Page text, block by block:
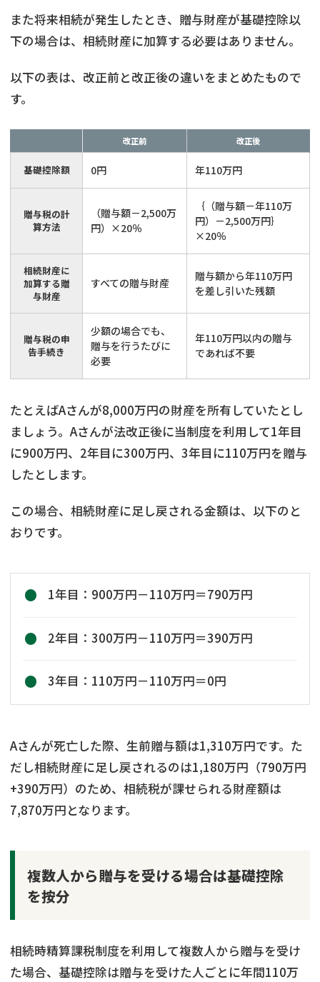
また将来相続が発生したとき、贈与財産が基礎控除以
下の場合は、相続財産に加算する必要はありません。
以下の表は、改正前と改正後の違いをまとめたもので
す。
改正前 改正後
基礎控除額 0円 年110万円
贈与税の計
算方法
（贈与額－2,500万
円）×20％
｛（贈与額－年110万
円）－2,500万円｝
×20％
相続財産に
加算する贈
与財産
すべての贈与財産
贈与額から年110万円
を差し引いた残額
贈与税の申
告手続き
少額の場合でも、
贈与を行うたびに
必要
年110万円以内の贈与
であれば不要
たとえばAさんが8,000万円の財産を所有していたとし
ましょう。Aさんが法改正後に当制度を利用して1年目
に900万円、2年目に300万円、3年目に110万円を贈与
したとします。
この場合、相続財産に足し戻される金額は、以下のと
おりです。
1年目：900万円－110万円＝790万円
2年目：300万円－110万円＝390万円
3年目：110万円－110万円＝0円
Aさんが死亡した際、生前贈与額は1,310万円です。た
だし相続財産に足し戻されるのは1,180万円（790万円
+390万円）のため、相続税が課せられる財産額は
7,870万円となります。
複数人から贈与を受ける場合は基礎控除
を按分
相続時精算課税制度を利用して複数人から贈与を受け
た場合、基礎控除は贈与を受けた人ごとに年間110万